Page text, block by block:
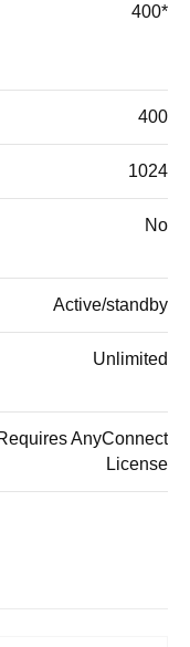
400*
400
1024
No
Active/standby
Unlimited
AnyConnect
License